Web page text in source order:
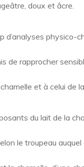
doux et âcre.
d’analyses physico-
de rapprocher
et à celui de
du lait de la
le troupeau auquel